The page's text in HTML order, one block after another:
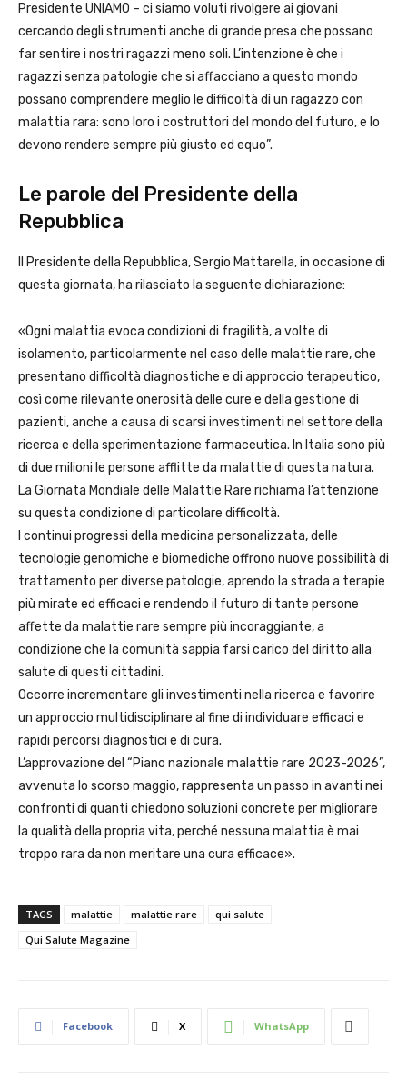
Presidente UNIAMO – ci siamo voluti rivolgere ai giovani
cercando degli strumenti anche di grande presa che possano
far sentire i nostri ragazzi meno soli. L’intenzione è che i
ragazzi senza patologie che si affacciano a questo mondo
possano comprendere meglio le difficoltà di un ragazzo con
malattia rara: sono loro i costruttori del mondo del futuro, e lo
devono rendere sempre più giusto ed equo”.
Le parole del Presidente della
Repubblica
Il Presidente della Repubblica, Sergio Mattarella, in occasione di
questa giornata, ha rilasciato la seguente dichiarazione:
«Ogni malattia evoca condizioni di fragilità, a volte di
isolamento, particolarmente nel caso delle malattie rare, che
presentano difficoltà diagnostiche e di approccio terapeutico,
così come rilevante onerosità delle cure e della gestione di
pazienti, anche a causa di scarsi investimenti nel settore della
ricerca e della sperimentazione farmaceutica. In Italia sono più
di due milioni le persone afflitte da malattie di questa natura.
La Giornata Mondiale delle Malattie Rare richiama l’attenzione
su questa condizione di particolare difficoltà.
I continui progressi della medicina personalizzata, delle
tecnologie genomiche e biomediche offrono nuove possibilità di
trattamento per diverse patologie, aprendo la strada a terapie
più mirate ed efficaci e rendendo il futuro di tante persone
affette da malattie rare sempre più incoraggiante, a
condizione che la comunità sappia farsi carico del diritto alla
salute di questi cittadini.
Occorre incrementare gli investimenti nella ricerca e favorire
un approccio multidisciplinare al fine di individuare efficaci e
rapidi percorsi diagnostici e di cura.
L’approvazione del “Piano nazionale malattie rare 2023-2026”,
avvenuta lo scorso maggio, rappresenta un passo in avanti nei
confronti di quanti chiedono soluzioni concrete per migliorare
la qualità della propria vita, perché nessuna malattia è mai
troppo rara da non meritare una cura efficace».
TAGS malattie malattie rare
qui salute
Qui Salute Magazine
Facebook X WhatsApp